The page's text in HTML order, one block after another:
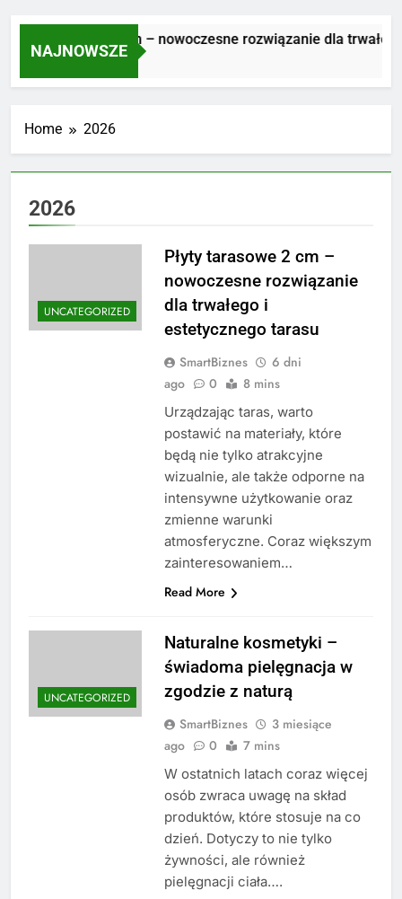
NAJNOWSZE
tarasowe 2 cm – nowoczesne rozwiązanie dla trwałego i
Ago
Home 2026
2026
UNCATEGORIZED
Płyty tarasowe 2 cm –
nowoczesne rozwiązanie
dla trwałego i
estetycznego tarasu
SmartBiznes
6 dni
ago
0 8 mins
Urządzając taras, warto
postawić na materiały, które
będą nie tylko atrakcyjne
wizualnie, ale także odporne na
intensywne użytkowanie oraz
zmienne warunki
atmosferyczne. Coraz większym
zainteresowaniem…
Read More
UNCATEGORIZED
Naturalne kosmetyki –
świadoma pielęgnacja w
zgodzie z naturą
SmartBiznes
3 miesiące
ago
0 7 mins
W ostatnich latach coraz więcej
osób zwraca uwagę na skład
produktów, które stosuje na co
dzień. Dotyczy to nie tylko
żywności, ale również
pielęgnacji ciała….